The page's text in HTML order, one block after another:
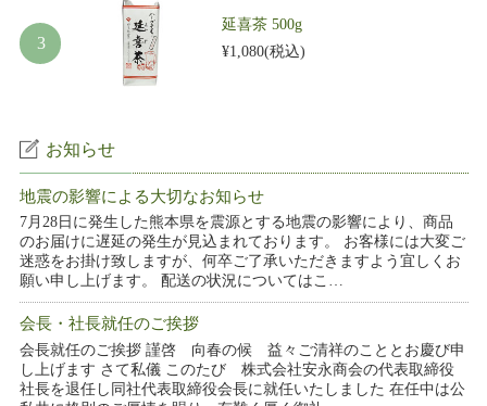
延喜茶 500g
¥1,080(税込)
お知らせ
地震の影響による大切なお知らせ
7月28日に発生した熊本県を震源とする地震の影響により、商品
のお届けに遅延の発生が見込まれております。 お客様には大変ご
迷惑をお掛け致しますが、何卒ご了承いただきますよう宜しくお
願い申し上げます。 配送の状況についてはこ…
会長・社長就任のご挨拶
会長就任のご挨拶 謹啓 向春の候 益々ご清祥のこととお慶び申
し上げます さて私儀 このたび 株式会社安永商会の代表取締役
社長を退任し同社代表取締役会長に就任いたしました 在任中は公